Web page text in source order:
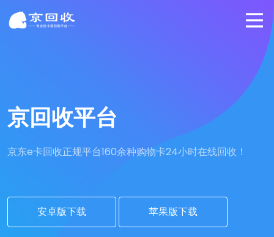
京回收平台
京东e卡回收正规平台160余种购物卡24小时在线回收！
安卓版下载 苹果版下载